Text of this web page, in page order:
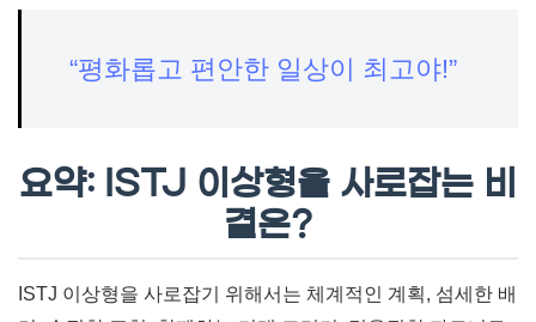
“평화롭고 편안한 일상이 최고야!”
요약: ISTJ 이상형을 사로잡는 비
결은?
ISTJ 이상형을 사로잡기 위해서는 체계적인 계획, 섬세한 배